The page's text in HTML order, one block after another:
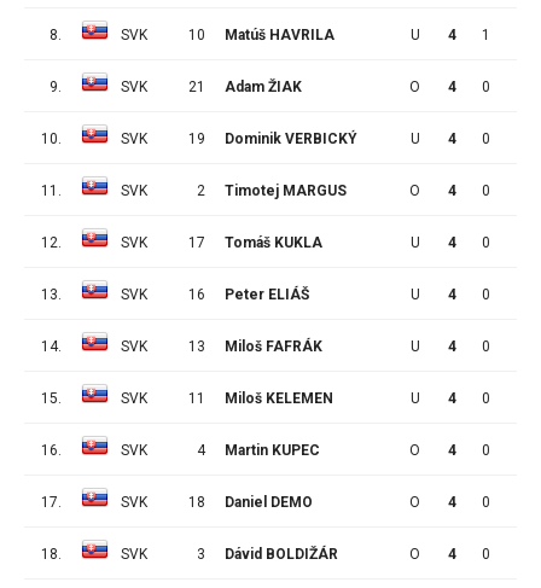
8. SVK 10 Matúš HAVRILA U 4 1
9. SVK 21 Adam ŽIAK O 4 0
10. SVK 19 Dominik VERBICKÝ U 4 0
11. SVK 2 Timotej MARGUS O 4 0
12. SVK 17 Tomáš KUKLA U 4 0
13. SVK 16 Peter ELIÁŠ U 4 0
14. SVK 13 Miloš FAFRÁK U 4 0
15. SVK 11 Miloš KELEMEN U 4 0
16. SVK 4 Martin KUPEC O 4 0
17. SVK 18 Daniel DEMO O 4 0
18. SVK 3 Dávid BOLDIŽÁR O 4 0